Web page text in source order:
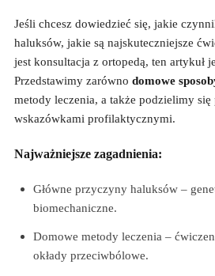
Jeśli chcesz dowiedzieć się, jakie
haluksów, jakie są najskuteczniejsze
jest konsultacja z ortopedą, ten artykuł
Przedstawimy zarówno domowe
metody leczenia, a także podzielimy
wskazówkami profilaktycznymi.
Najważniejsze zagadnienia:
Główne przyczyny haluksów –
biomechaniczne.
Domowe metody leczenia –
okłady przeciwbólowe.